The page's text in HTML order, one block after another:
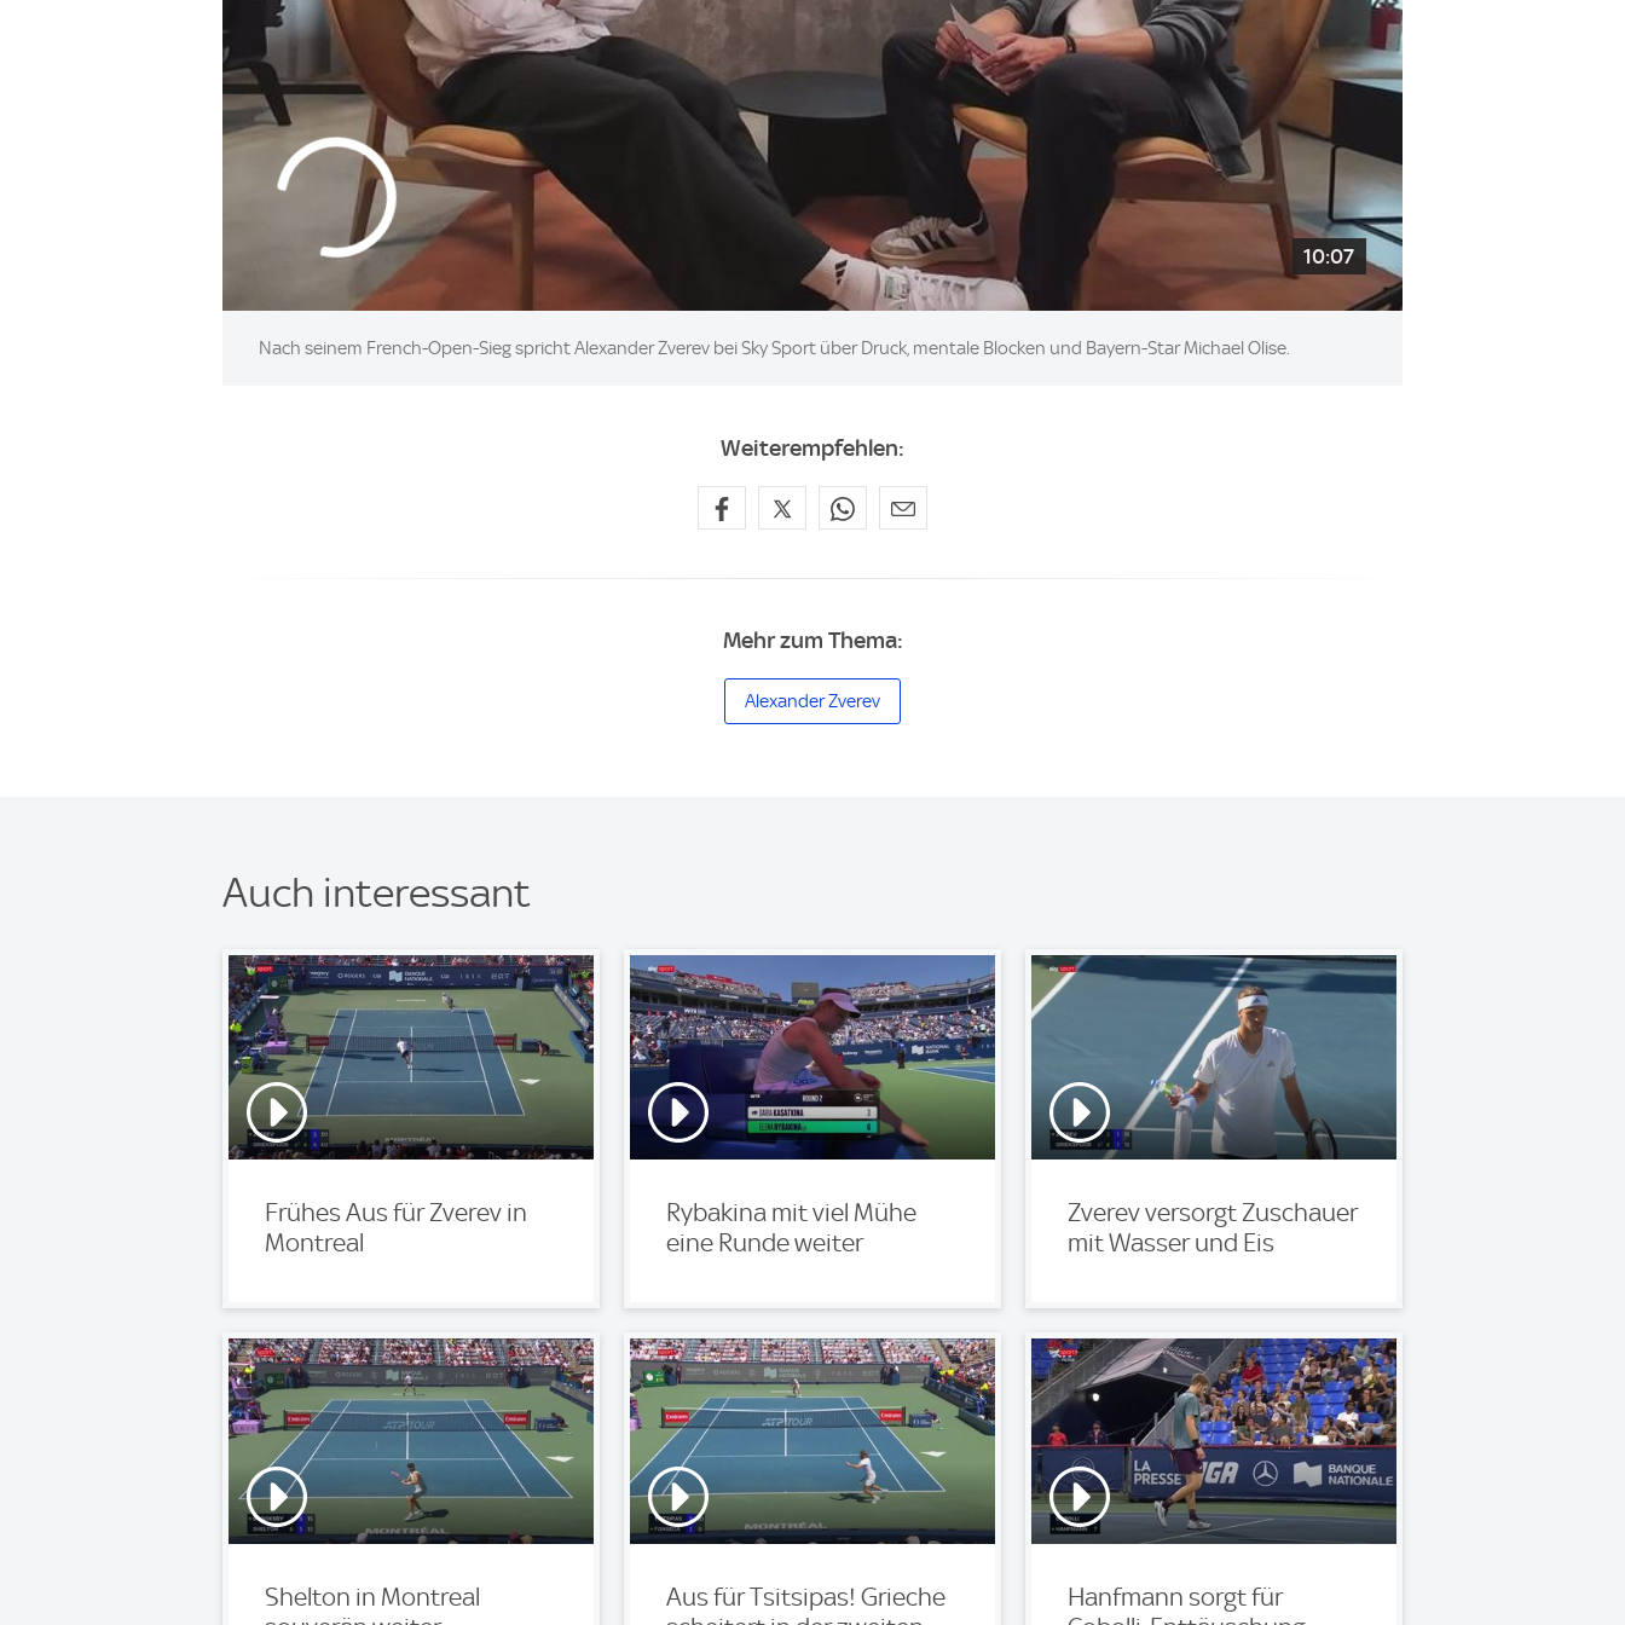
10:07
Nach seinem French-Open-Sieg spricht Alexander Zverev bei Sky Sport über Druck, mentale Blocken und Bayern-Star Michael Olise.
Weiterempfehlen:
Mehr zum Thema:
Alexander Zverev
Auch interessant
Frühes Aus für Zverev in
Montreal
Rybakina mit viel Mühe
eine Runde weiter
Zverev versorgt Zuschauer
mit Wasser und Eis
Shelton in Montreal
Aus für Tsitsipas! Grieche
Hanfmann sorgt für